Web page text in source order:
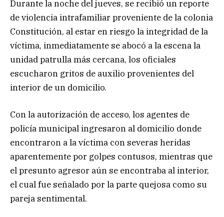
Durante la noche del jueves, se recibió un reporte
de violencia intrafamiliar proveniente de la colonia
Constitución, al estar en riesgo la integridad de la
víctima, inmediatamente se abocó a la escena la
unidad patrulla más cercana, los oficiales
escucharon gritos de auxilio provenientes del
interior de un domicilio.
Con la autorización de acceso, los agentes de
policía municipal ingresaron al domicilio donde
encontraron a la víctima con severas heridas
aparentemente por golpes contusos, mientras que
el presunto agresor aún se encontraba al interior,
el cual fue señalado por la parte quejosa como su
pareja sentimental.